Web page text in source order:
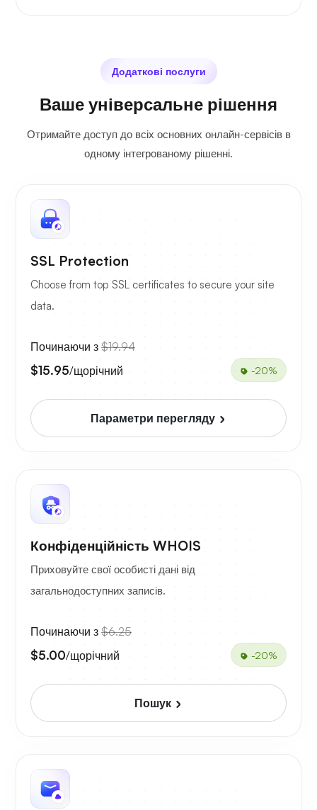
Додаткові послуги
Ваше універсальне рішення
Отримайте доступ до всіх основних онлайн-сервісів в
одному інтегрованому рішенні.
SSL Protection
Choose from top SSL certificates to secure your site
data.
Починаючи з $19.94
$15.95/щорічний -20%
Параметри перегляду
Конфіденційність WHOIS
Приховуйте свої особисті дані від
загальнодоступних записів.
Починаючи з $6.25
$5.00/щорічний -20%
Пошук